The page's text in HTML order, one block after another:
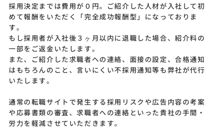
採用決定までは費用が０円。ご紹介した人材が入社して初
めて報酬をいただく「完全成功報酬型」になっておりま
す。
もし採用者が入社後３ヶ月以内に退職した場合、紹介料の
一部をご返金いたします。
また、ご紹介した求職者への連絡、面接の設定、合格通知
はもちろんのこと、言いにくい不採用通知等も弊社が代行
いたします。
通常の転職サイトで発生する採用リスクや広告内容の考案
や応募書類の審査、求職者への連絡といった貴社の手間・
労力を軽減させていただきます。